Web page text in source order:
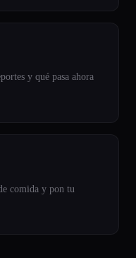
y qué pasa ahora
comida y pon tu